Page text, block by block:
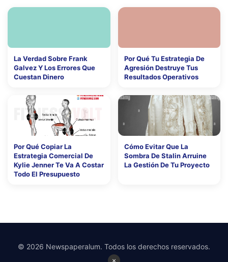
La Verdad Sobre Frank
Galvez Y Los Errores Que
Cuestan Dinero
Por Qué Tu Estrategia De
Agresión Destruye Tus
Resultados Operativos
Por Qué Copiar La
Estrategia Comercial De
Kylie Jenner Te Va A Costar
Todo El Presupuesto
Cómo Evitar Que La
Sombra De Stalin Arruine
La Gestión De Tu Proyecto
© 2026 Newspaperalum. Todos los derechos reservados.